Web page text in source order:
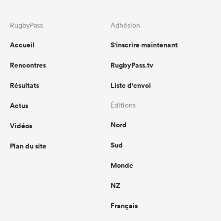
RugbyPass
Accueil
Rencontres
Résultats
Actus
Vidéos
Plan du site
Adhésion
S'inscrire maintenant
RugbyPass.tv
Liste d'envoi
Éditions
Nord
Sud
Monde
NZ
Français